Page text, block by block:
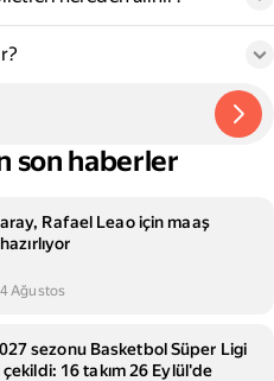
son haberler
Rafael Leao için maaş
4 Ağustos
sezonu Basketbol Süper Ligi
16 takım 26 Eylül'de